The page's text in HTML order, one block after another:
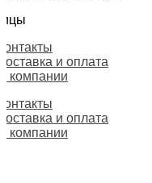
и оплата
компании
и оплата
компании